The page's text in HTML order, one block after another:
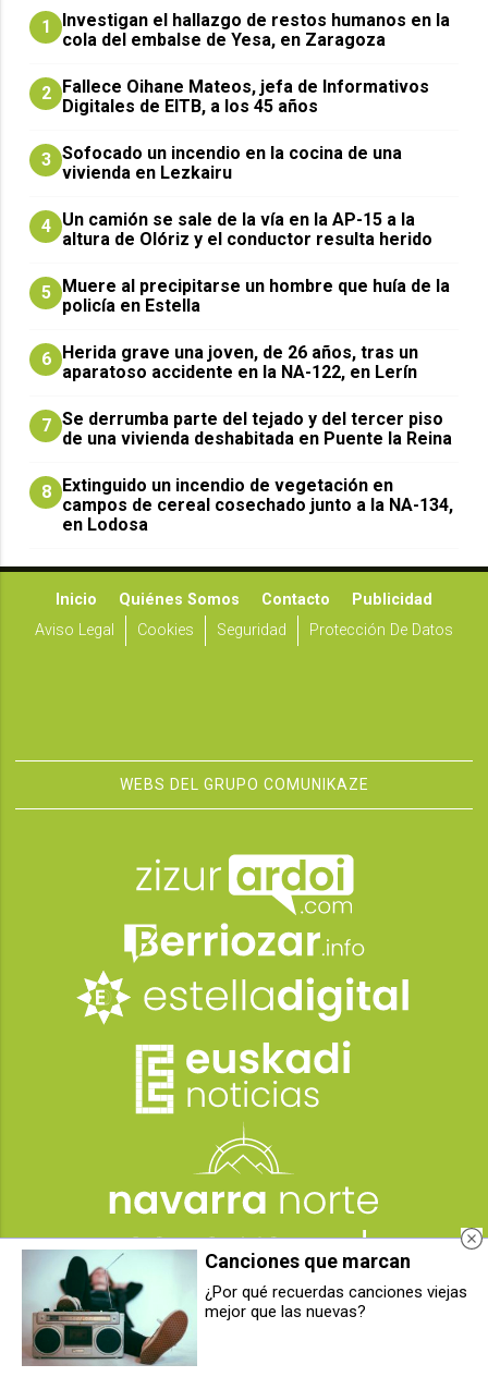
1
Investigan el hallazgo de restos humanos en la
cola del embalse de Yesa, en Zaragoza
2 Fallece Oihane Mateos, jefa de Informativos
Digitales de EITB, a los 45 años
3 Sofocado un incendio en la cocina de una
vivienda en Lezkairu
4 Un camión se sale de la vía en la AP-15 a la
altura de Olóriz y el conductor resulta herido
5 Muere al precipitarse un hombre que huía de la
policía en Estella
6 Herida grave una joven, de 26 años, tras un
aparatoso accidente en la NA-122, en Lerín
7 Se derrumba parte del tejado y del tercer piso
de una vivienda deshabitada en Puente la Reina
8 Extinguido un incendio de vegetación en
campos de cereal cosechado junto a la NA-134,
en Lodosa
Inicio Quiénes Somos Contacto
Publicidad
Aviso Legal
Cookies Seguridad Protección De Datos
WEBS DEL GRUPO COMUNIKAZE
La Fiscalía pide más de 180 años
de prisión para el ex profesor de
Zizur acusado de colocar cámaras
ocultas
Un ciclista, de 69 años, herido
Canciones que marcan
¿Por qué recuerdas canciones viejas
mejor que las nuevas?